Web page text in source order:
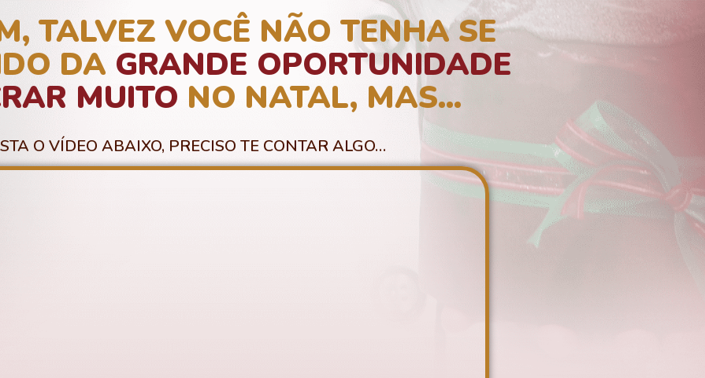
TALVEZ VOCÊ NÃO TENHA SE
DA GRANDE OPORTUNIDADE
MUITO NO NATAL, MAS...
O VÍDEO ABAIXO, PRECISO TE CONTAR ALGO…